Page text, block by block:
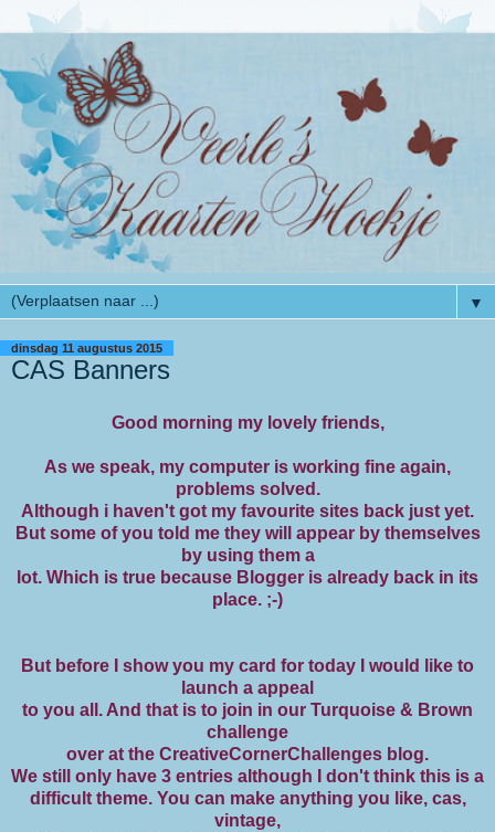
▼
dinsdag 11 augustus 2015
CAS Banners
Good morning my lovely friends,
As we speak, my computer is working fine again,
problems solved.
Although i haven't got my favourite sites back just yet.
But some of you told me they will appear by themselves
by using them a
lot. Which is true because Blogger is already back in its
place. ;-)
But before I show you my card for today I would like to
launch a appeal
to you all. And that is to join in our Turquoise & Brown
challenge
over at the CreativeCornerChallenges blog.
We still only have 3 entries although I don't think this is a
difficult theme. You can make anything you like, cas,
vintage,